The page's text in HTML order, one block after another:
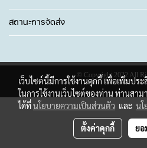
สถานะการจัดส่ง
© Copyright 2022 All
เว็บไซต์นี้มีการใช้งานคุกกี้ เพื่อเพิ่มป
ในการใช้งานเว็บไซต์ของท่าน ท่านสา
ได้ที่นโยบายความเป็นส่วนตัว และ นโ
ตั้งค่าคุกกี้ ยอ